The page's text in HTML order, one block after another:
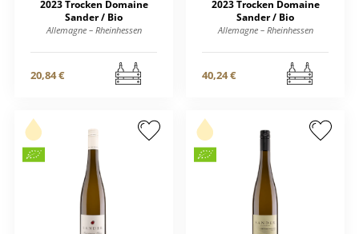
2023 Trocken Domaine
Sander / Bio
Allemagne – Rheinhessen
20,84 €
2023 Trocken Domaine
Sander / Bio
Allemagne – Rheinhessen
40,24 €